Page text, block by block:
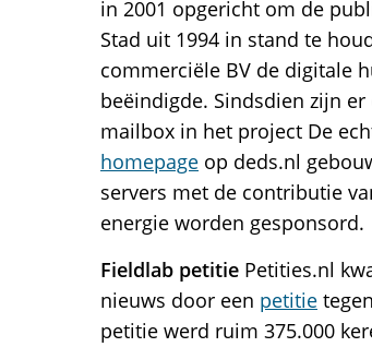
in 2001 opgericht om de
Stad uit 1994 in stand te
commerciële BV de digitale
beëindigde. Sindsdien zijn
mailbox in het project De
homepage op deds.nl
servers met de contributie
energie worden gesponsord.
Fieldlab petitie Petities.nl
nieuws door een petitie
petitie werd ruim 375.000